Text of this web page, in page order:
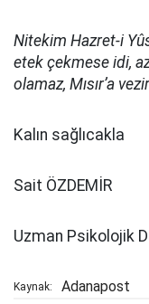
Nitekim Hazret-i
etek çekmese idi,
olamaz, Mısır’a
Kalın sağlıcakla
Sait ÖZDEMİR
Uzman Psikolojik
Kaynak: Adanapost